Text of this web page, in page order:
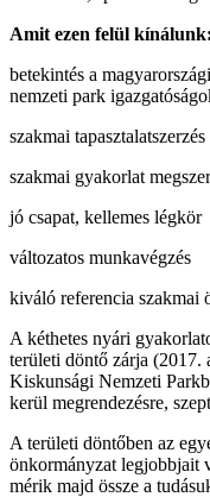
Amit ezen felül kínálunk:
betekintés a
nemzeti park
szakmai tapasztalatszerzés
szakmai gyakorlat
jó csapat, kellemes légkör
változatos munkavégzés
kiváló referencia szakmai
A kéthetes nyári
területi döntő zárja (2017.
Kiskunsági Nemzeti
kerül megrendezésre,
A területi döntőben az
önkormányzat legjobbjait
mérik majd össze a